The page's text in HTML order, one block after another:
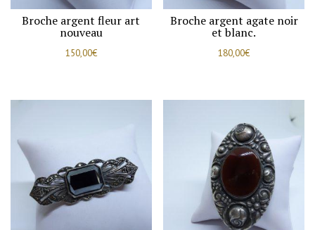
Broche argent fleur art
nouveau
150,00€
Broche argent agate noir
et blanc.
180,00€